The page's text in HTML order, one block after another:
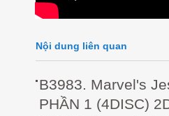
Nội dung liên quan
B3983. Marvel's
PHẦN 1 (4DISC)